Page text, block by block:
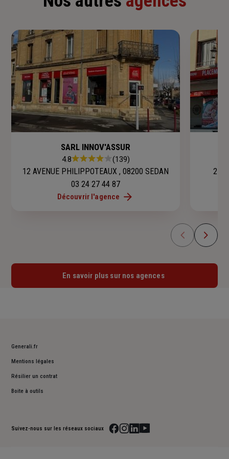
SARL INNOV'ASSUR
Note
:
sur
5
4.8 (139)
12 AVENUE PHILIPPOTEAUX , 08200 SEDAN
03 24 27 44 87
Découvrir l'agence
2
En savoir plus sur nos agences
Generali.fr
Mentions légales
Résilier un contrat
Boite à outils
Suivez-nous sur les réseaux sociaux